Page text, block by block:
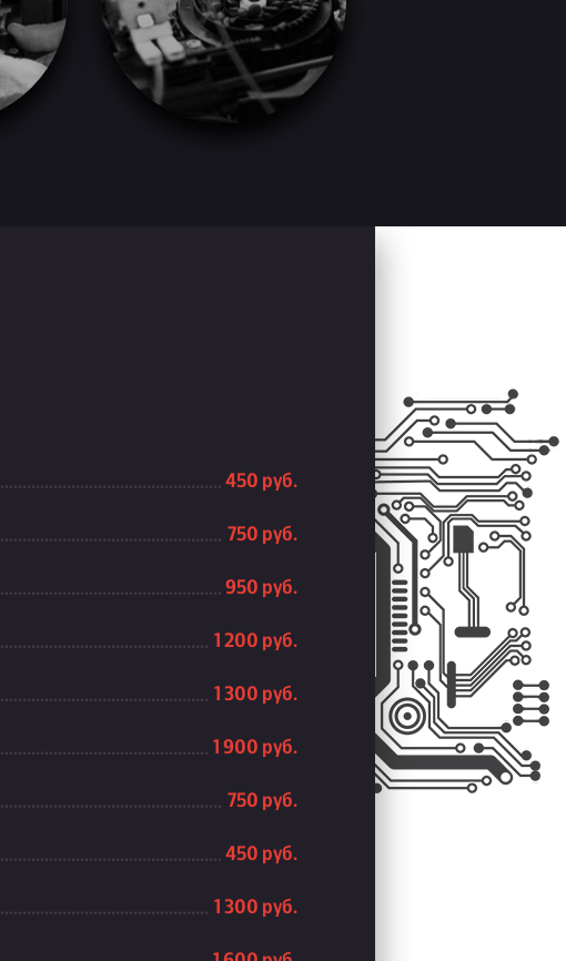
450 руб.
750 руб.
950 руб.
1 200 руб.
1 300 руб.
1 900 руб.
750 руб.
450 руб.
1 300 руб.